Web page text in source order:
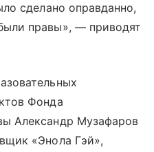
сделано оправданно,
правы», — приводят
Фонда
Александр Музафаров
«Энола Гэй»,